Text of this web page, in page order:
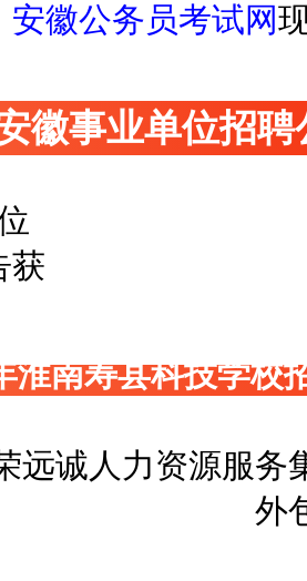
安徽公务员考试网
徽事业单位招聘
淮南寿县科技学校
远诚人力资源服务
外